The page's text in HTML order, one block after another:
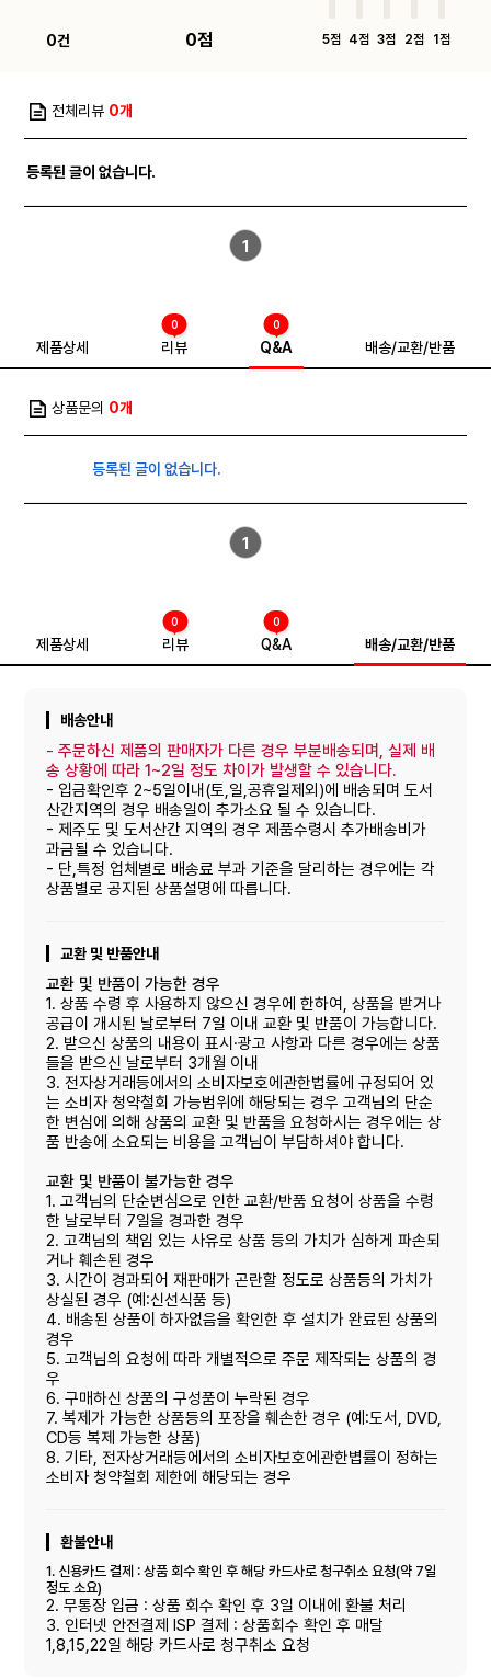
0건 0점 5점 4점 3점 2점 1점
전체리뷰 0개
등록된 글이 없습니다.
1
제품상세 리뷰
0
Q&A
0
배송/교환/반품
상품문의 0개
등록된 글이 없습니다.
1
제품상세 리뷰
0
Q&A
0
배송/교환/반품
배송안내
-주문하신 제품의 판매자가 다른 경우 부분배송되며, 실제 배
송 상황에 따라 1~2일 정도 차이가 발생할 수 있습니다.
- 입금확인후 2~5일이내(토,일,공휴일제외)에 배송되며 도서
산간지역의 경우 배송일이 추가소요 될 수 있습니다.
- 제주도 및 도서산간 지역의 경우 제품수령시 추가배송비가
과금될 수 있습니다.
- 단,특정 업체별로 배송료 부과 기준을 달리하는 경우에는 각
상품별로 공지된 상품설명에 따릅니다.
교환 및 반품안내
교환 및 반품이 가능한 경우
1. 상품 수령 후 사용하지 않으신 경우에 한하여, 상품을 받거나
공급이 개시된 날로부터 7일 이내 교환 및 반품이 가능합니다.
2. 받으신 상품의 내용이 표시·광고 사항과 다른 경우에는 상품
들을 받으신 날로부터 3개월 이내
3. 전자상거래등에서의 소비자보호에관한법률에 규정되어 있
는 소비자 청약철회 가능범위에 해당되는 경우 고객님의 단순
한 변심에 의해 상품의 교환 및 반품을 요청하시는 경우에는 상
품 반송에 소요되는 비용을 고객님이 부담하셔야 합니다.
교환 및 반품이 불가능한 경우
1. 고객님의 단순변심으로 인한 교환/반품 요청이 상품을 수령
한 날로부터 7일을 경과한 경우
2. 고객님의 책임 있는 사유로 상품 등의 가치가 심하게 파손되
거나 훼손된 경우
3. 시간이 경과되어 재판매가 곤란할 정도로 상품등의 가치가
상실된 경우 (예:신선식품 등)
4. 배송된 상품이 하자없음을 확인한 후 설치가 완료된 상품의
경우
5. 고객님의 요청에 따라 개별적으로 주문 제작되는 상품의 경
우
6. 구매하신 상품의 구성품이 누락된 경우
7. 복제가 가능한 상품등의 포장을 훼손한 경우 (예:도서, DVD,
CD등 복제 가능한 상품)
8. 기타, 전자상거래등에서의 소비자보호에관한볍률이 정하는
소비자 청약철회 제한에 해당되는 경우
환불안내
1. 신용카드 결제 : 상품 회수 확인 후 해당 카드사로 청구취소 요청(약 7일
정도 소요)
2. 무통장 입금 : 상품 회수 확인 후 3일 이내에 환불 처리
3. 인터넷 안전결제 ISP 결제 : 상품회수 확인 후 매달
1,8,15,22일 해당 카드사로 청구취소 요청